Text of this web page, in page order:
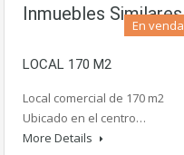
Inmuebles Similares
En venda
LOCAL 170 M2
Local comercial de 170 m2
Ubicado en el centro…
More Details